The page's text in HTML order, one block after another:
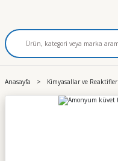
Anasayfa Kimyasallar ve Reaktifler